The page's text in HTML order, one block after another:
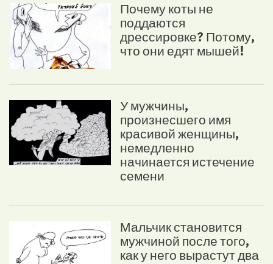
Почему коты не
поддаются
дрессировке? Потому,
что они едят мышей!
У мужчины,
произнесшего имя
красивой женщины,
немедленно
начинается истечение
семени
Мальчик становится
мужчиной после того,
как у него вырастут два